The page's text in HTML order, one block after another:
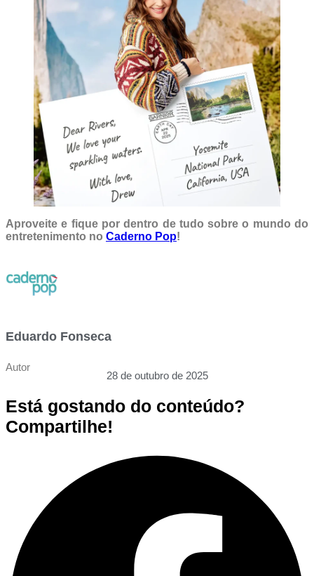
Aproveite e fique por dentro de tudo sobre o mundo do
entretenimento no Caderno Pop!
Eduardo Fonseca
Autor
28 de outubro de 2025
Está gostando do conteúdo?
Compartilhe!